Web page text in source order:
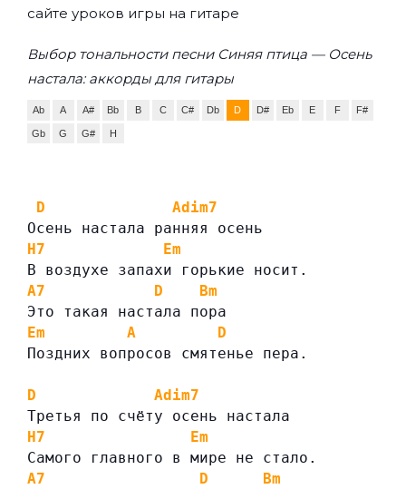
сайте уроков игры на гитаре
Выбор тональности песни Синяя птица — Осень
настала: аккорды для гитары
Ab A A# Bb B C C# Db D D# Eb E F F#
Gb G G# H
D
Adim7
Осень настала ранняя осень
H7
Em
В воздухе запахи горькие носит.
A7
D
Bm
Это такая настала пора
Em
A
D
Поздних вопросов смятенье пера.
D
Adim7
Третья по счёту осень настала
H7
Em
Самого главного в мире не стало.
A7
D
Bm